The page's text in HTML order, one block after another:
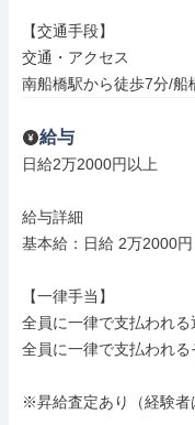
【交通手段】
交通・アクセス
南船橋駅から徒歩7分/
給与
日給2万2000円以上
給与詳細
基本給：日給 2万2000円
【一律手当】
全員に一律で支払われ
全員に一律で支払われ
※昇給査定あり（経験者